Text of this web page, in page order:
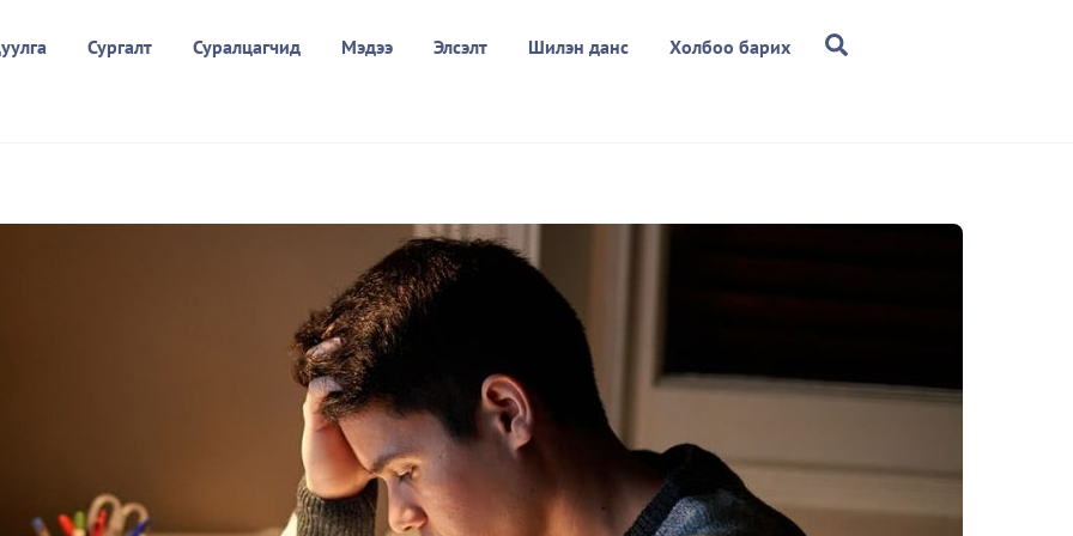
Сургалт Суралцагчид Мэдээ Элсэлт Шилэн данс Холбоо барих